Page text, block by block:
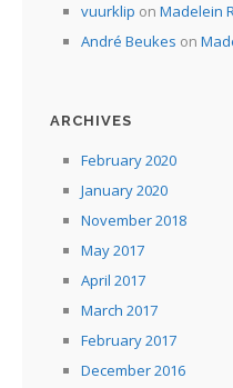
vuurklip on Madelein
André Beukes on
ARCHIVES
February 2020
January 2020
November 2018
May 2017
April 2017
March 2017
February 2017
December 2016